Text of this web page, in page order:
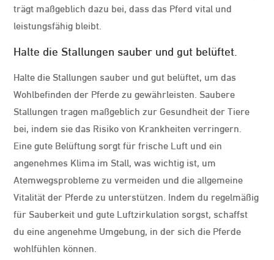
trägt maßgeblich dazu bei, dass das Pferd vital und
leistungsfähig bleibt.
Halte die Stallungen sauber und gut belüftet.
Halte die Stallungen sauber und gut belüftet, um das
Wohlbefinden der Pferde zu gewährleisten. Saubere
Stallungen tragen maßgeblich zur Gesundheit der Tiere
bei, indem sie das Risiko von Krankheiten verringern.
Eine gute Belüftung sorgt für frische Luft und ein
angenehmes Klima im Stall, was wichtig ist, um
Atemwegsprobleme zu vermeiden und die allgemeine
Vitalität der Pferde zu unterstützen. Indem du regelmäßig
für Sauberkeit und gute Luftzirkulation sorgst, schaffst
du eine angenehme Umgebung, in der sich die Pferde
wohlfühlen können.